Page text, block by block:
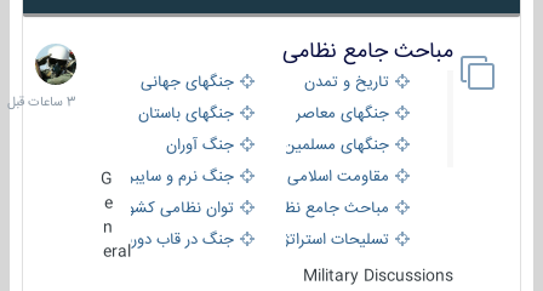
مباحث جامع نظامی
تاریخ و تمدن
جنگهای جهانی
جنگهای معاصر
جنگهای باستان
جنگهای مسلمین
جنگ آوران
مقاومت اسلامی
جنگ نرم و سایبری
مباحث جامع نظامی
توان نظامی کشورها
تسلیحات استراتژیک
جنگ در قاب دوربین
eral
Military Discussions
3
ساعات
قبل